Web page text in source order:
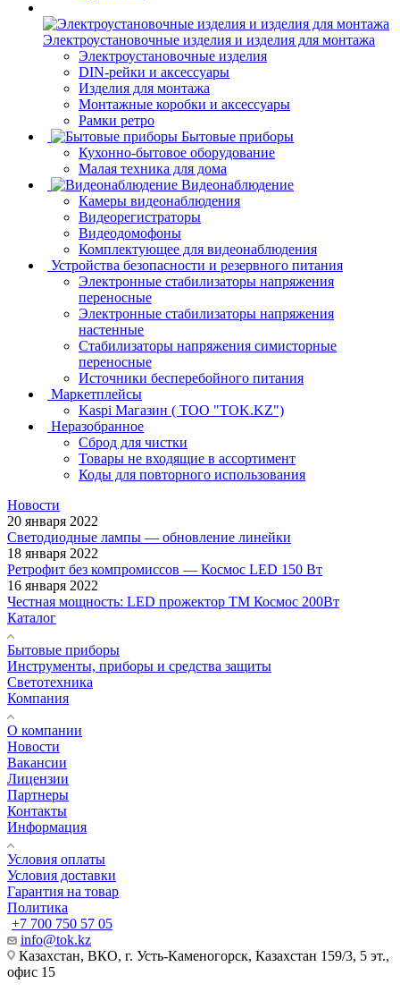
Электроустановочные изделия и изделия для монтажа
Электроустановочные изделия
DIN-рейки и аксессуары
Изделия для монтажа
Монтажные коробки и аксессуары
Рамки ретро
Бытовые приборы
Кухонно-бытовое оборудование
Малая техника для дома
Видеонаблюдение
Камеры видеонаблюдения
Видеорегистраторы
Видеодомофоны
Комплектующее для видеонаблюдения
Устройства безопасности и резервного питания
Электронные стабилизаторы напряжения
переносные
Электронные стабилизаторы напряжения
настенные
Стабилизаторы напряжения симисторные
переносные
Источники бесперебойного питания
Маркетплейсы
Kaspi Магазин ( ТОО "TOK.KZ")
Неразобранное
Сброд для чистки
Товары не входящие в ассортимент
Коды для повторного использования
Новости
20 января 2022
Светодиодные лампы — обновление линейки
18 января 2022
Ретрофит без компромиссов — Космос LED 150 Вт
16 января 2022
Честная мощность: LED прожектор ТМ Космос 200Вт
Каталог
Бытовые приборы
Инструменты, приборы и средства защиты
Светотехника
Компания
О компании
Новости
Вакансии
Лицензии
Партнеры
Контакты
Информация
Условия оплаты
Условия доставки
Гарантия на товар
Политика
+7 700 750 57 05
info@tok.kz
Казахстан, ВКО, г. Усть-Каменогорск, Казахстан 159/3, 5 эт.,
офис 15